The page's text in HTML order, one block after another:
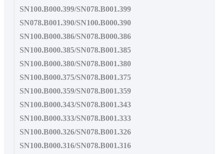
SN100.B000.399/SN078.B001.399
SN078.B001.390/SN100.B000.390
SN100.B000.386/SN078.B000.386
SN100.B000.385/SN078.B001.385
SN100.B000.380/SN078.B001.380
SN100.B000.375/SN078.B001.375
SN100.B000.359/SN078.B001.359
SN100.B000.343/SN078.B001.343
SN100.B000.333/SN078.B001.333
SN100.B000.326/SN078.B001.326
SN100.B000.316/SN078.B001.316